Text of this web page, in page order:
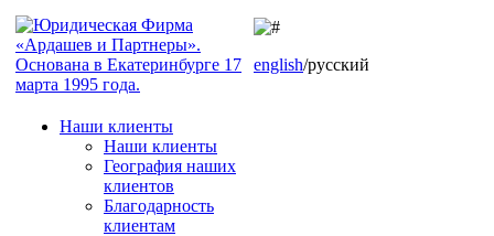
english/русский
Наши клиенты
Наши клиенты
География наших
клиентов
Благодарность
клиентам